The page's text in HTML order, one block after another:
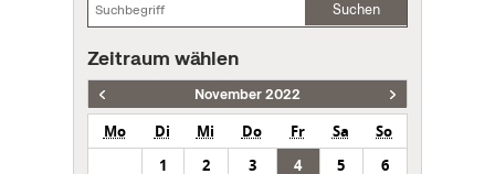
Suchen
Zeitraum wählen
November 2022
Mo Di Mi Do Fr Sa
So
1
2 3 4 5
6